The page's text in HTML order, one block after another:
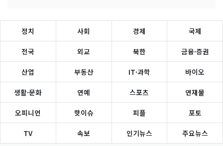
정치 사회 경제 국제
전국 외교 북한 금융·증권
산업 부동산 IT·과학 바이오
생활·문화 연예 스포츠 연재물
오피니언 핫이슈 피플 포토
TV 속보 인기뉴스 주요뉴스